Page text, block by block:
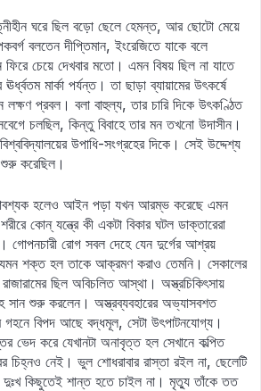
ঘরে ছিল বড়ো ছেলে হেমন্ত, আর ছোটো মেয়ে
বলতেন দীপ্তিমান, ইংরেজিতে যাকে বলে
ফিরে চেয়ে দেখবার মতো। এমন বিষয় ছিল না যাতে
ঊর্ধ্বতম মার্কা পর্যন্ত। তা ছাড়া ব্যায়ামের উৎকর্ষে
লক্ষণ প্রবল। বলা বাহুল্য, তার চারি দিকে উৎকণ্ঠিত
চলছিল, কিন্তু বিবাহে তার মন তখনো উদাসীন।
উপাধি-সংগ্রহের দিকে। সেই উদ্দেশ্য
শুরু করেছিল।
হলেও আইন পড়া যখন আরম্ভ করেছে এমন
কোন্‌ যন্ত্রে কী একটা বিকার ঘটল ডাক্তারেরা
গোপনচারী রোগ সবল দেহে যেন দুর্গের আশ্রয়
শক্ত হল তাকে আক্রমণ করাও তেমনি। সেকালের
ছিল অবিচলিত আস্থা। অস্ত্রচিকিৎসায়
সান শুরু করলেন। অস্ত্রব্যবহারের অভ্যাসবশত
বিপদ আছে বদ্ধমূল, সেটা উৎপাটনযোগ্য।
ভেদ করে যেখানটা অনাবৃত্ত হল সেখানে কল্পিত
নেই। ভুল শোধরাবার রাস্তা রইল না, ছেলেটি
দুঃখ কিছুতেই শান্ত হতে চাইল না। মৃত্যু তাঁকে তত